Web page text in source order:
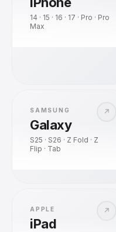
14 · 15 · 16 · 17 · Pro · Pro
Max
↗
SAMSUNG
Galaxy
S25 · S26 · Z Fold · Z
Flip · Tab
↗
APPLE
iPad